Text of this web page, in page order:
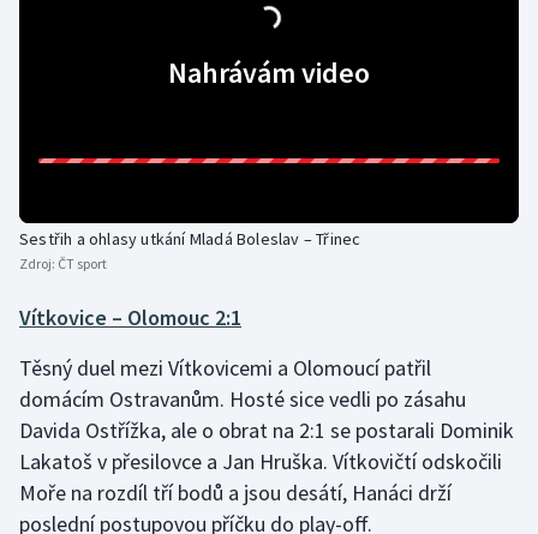
Nahrávám video
Sestřih a ohlasy utkání Mladá Boleslav – Třinec
Zdroj: ČT sport
Vítkovice – Olomouc 2:1
Těsný duel mezi Vítkovicemi a Olomoucí patřil
domácím Ostravanům. Hosté sice vedli po zásahu
Davida Ostřížka, ale o obrat na 2:1 se postarali Dominik
Lakatoš v přesilovce a Jan Hruška. Vítkovičtí odskočili
Moře na rozdíl tří bodů a jsou desátí, Hanáci drží
poslední postupovou příčku do play-off.